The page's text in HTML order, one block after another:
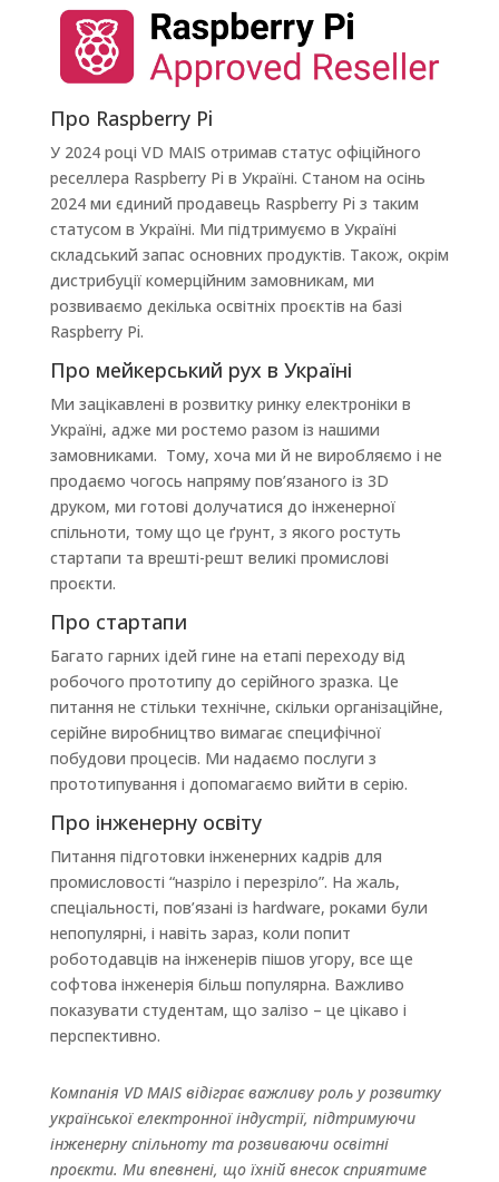
Про Raspberry Pi
У 2024 році VD MAIS отримав статус офіційного
реселлера Raspberry Pi в Україні. Станом на осінь
2024 ми єдиний продавець Raspberry Pi з таким
статусом в Україні. Ми підтримуємо в Україні
складський запас основних продуктів. Також, окрім
дистрибуції комерційним замовникам, ми
розвиваємо декілька освітніх проєктів на базі
Raspberry Pi.
Про мейкерський рух в Україні
Ми зацікавлені в розвитку ринку електроніки в
Україні, адже ми ростемо разом із нашими
замовниками. Тому, хоча ми й не виробляємо і не
продаємо чогось напряму пов’язаного із 3D
друком, ми готові долучатися до інженерної
спільноти, тому що це ґрунт, з якого ростуть
стартапи та врешті-решт великі промислові
проєкти.
Про стартапи
Багато гарних ідей гине на етапі переходу від
робочого прототипу до серійного зразка. Це
питання не стільки технічне, скільки організаційне,
серійне виробництво вимагає специфічної
побудови процесів. Ми надаємо послуги з
прототипування і допомагаємо вийти в серію.
Про інженерну освіту
Питання підготовки інженерних кадрів для
промисловості “назріло і перезріло”. На жаль,
спеціальності, пов’язані із hardware, роками були
непопулярні, і навіть зараз, коли попит
роботодавців на інженерів пішов угору, все ще
софтова інженерія більш популярна. Важливо
показувати студентам, що залізо – це цікаво і
перспективно.
Компанія VD MAIS відіграє важливу роль у розвитку
української електронної індустрії, підтримуючи
інженерну спільноту та розвиваючи освітні
проєкти. Ми впевнені, що їхній внесок сприятиме